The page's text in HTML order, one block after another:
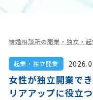
結婚相談所の開業・独立・
起業・独立開業
女性が独立開業で
リアアップに役立